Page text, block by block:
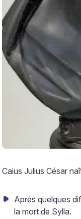
Caius Julius César
Après quelques
la mort de Sylla.